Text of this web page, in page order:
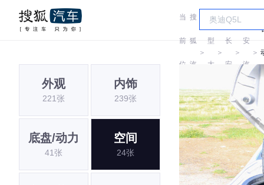
当
前
位
置:
搜
狐
汽
车
＞
车
型
大
全
＞
长
安
＞
安
汽
车
＞
外观
221张
内饰
239张
底盘/动力
41张
空间
24张